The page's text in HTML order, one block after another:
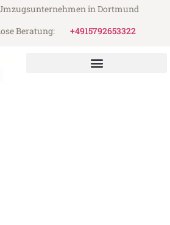
in Dortmund
Beratung:
+4915792653322